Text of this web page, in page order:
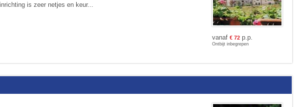
is zeer netjes en keur...
vanaf € 72p.p.
Ontbijt inbegrepen